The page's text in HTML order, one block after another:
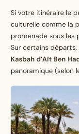
Si votre itinéraire le
culturelle comme la
promenade sous les
Sur certains
Kasbah d’Aït Ben
panoramique (selon